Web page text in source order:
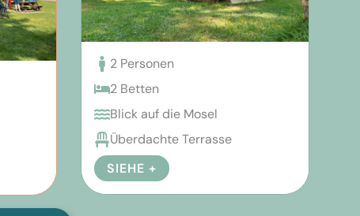
2 Personen
2 Betten
Blick auf die Mosel
Überdachte Terrasse
SIEHE +